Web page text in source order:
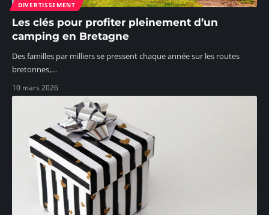
DIVERTISSEMENT
Les clés pour profiter pleinement d’un
camping en Bretagne
Des familles par milliers se pressent chaque année sur les routes
bretonnes,…
10 mars 2026